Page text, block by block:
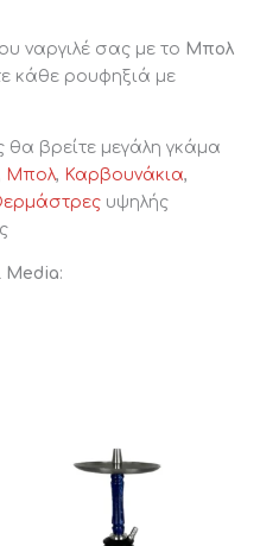
ναργιλέ σας με το Μπολ
κάθε ρουφηξιά με
θα βρείτε μεγάλη γκάμα
Μπολ, Καρβουνάκια,
υψηλής
Media: